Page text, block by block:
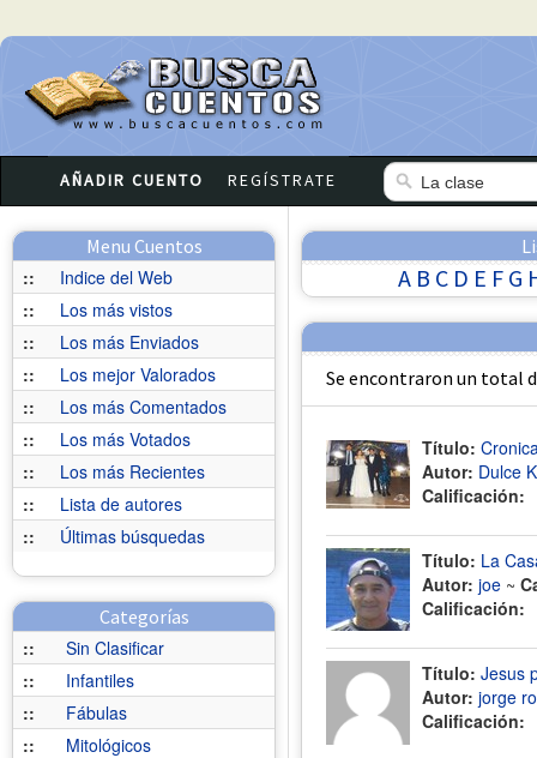
AÑADIR CUENTO REGÍSTRATE
Menu Cuentos
::
Indice del Web
::
Los más vistos
::
Los más Enviados
::
Los mejor Valorados
::
Los más Comentados
::
Los más Votados
::
Los más Recientes
::
Lista de autores
::
Últimas búsquedas
Categorías
::
Sin Clasificar
::
Infantiles
::
Fábulas
::
Mitológicos
A B C D E F G
Se encontraron un total
Título:
Autor: Dulce
Calificación:
Título: La
Autor: joe ~
Calificación:
Título: Jesus
Autor: jorge
Calificación: